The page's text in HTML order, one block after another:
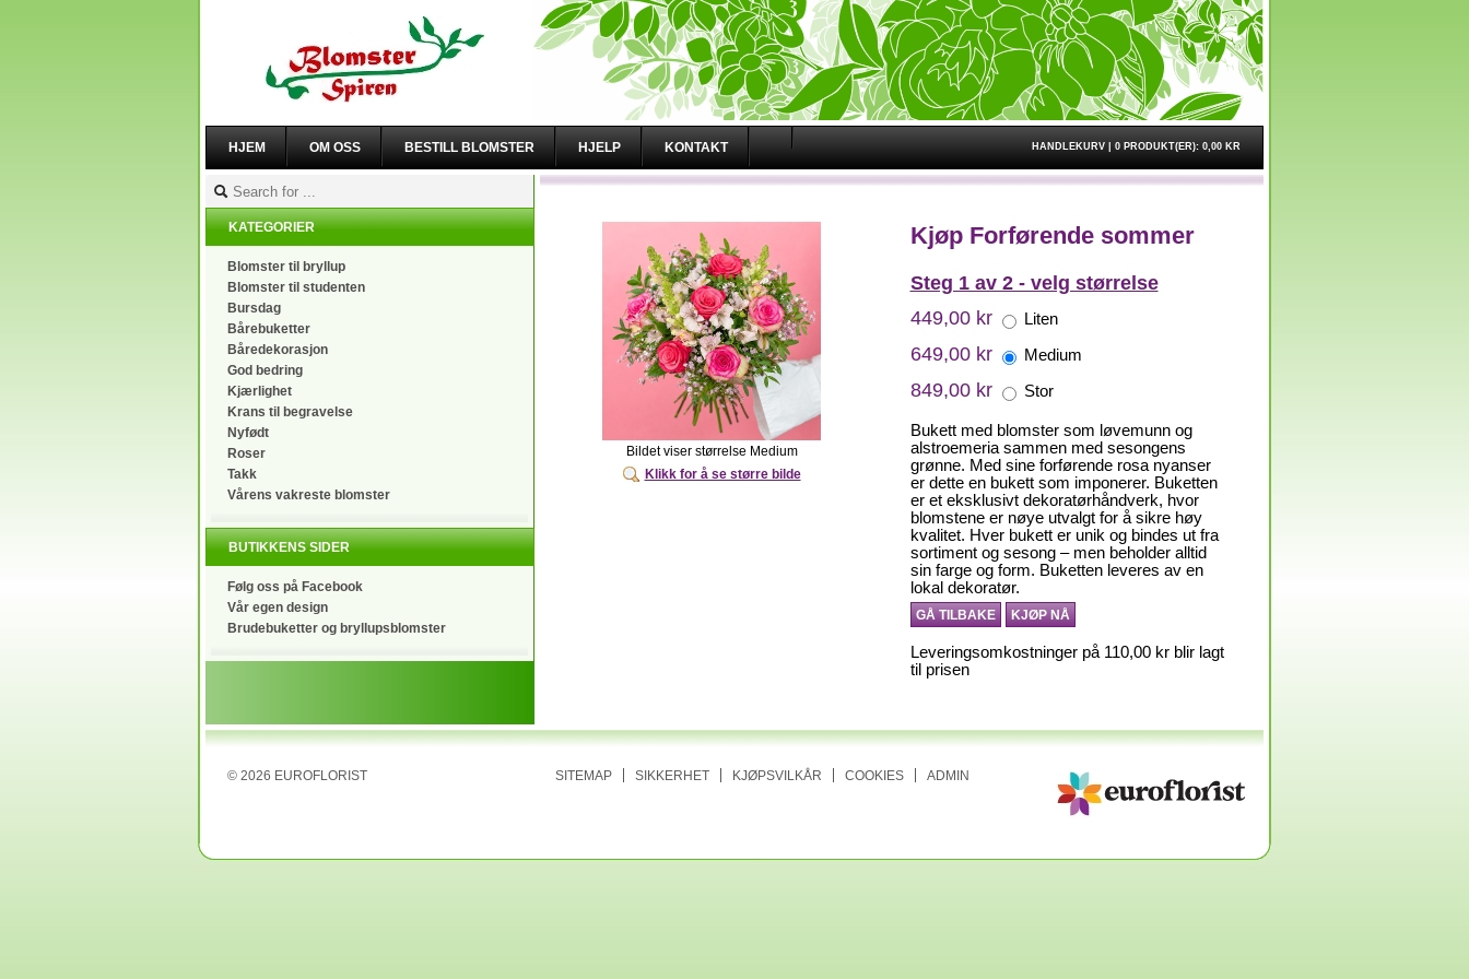
HJEM OM OSS BESTILL BLOMSTER HJELP KONTAKT HANDLEKURV | 0 PRODUKT(ER): 0,00 KR
KATEGORIER
Blomster til bryllup
Blomster til studenten
Bursdag
Bårebuketter
Båredekorasjon
God bedring
Kjærlighet
Krans til begravelse
Nyfødt
Roser
Takk
Vårens vakreste blomster
BUTIKKENS SIDER
Følg oss på Facebook
Vår egen design
Brudebuketter og bryllupsblomster
Bildet viser størrelse Medium
Klikk for å se større bilde
Kjøp Forførende sommer
Steg 1 av 2 - velg størrelse
449,00 kr
Liten
649,00 kr Medium
849,00 kr Stor
Bukett med blomster som løvemunn og
alstroemeria sammen med sesongens
grønne. Med sine forførende rosa nyanser
er dette en bukett som imponerer. Buketten
er et eksklusivt dekoratørhåndverk, hvor
blomstene er nøye utvalgt for å sikre høy
kvalitet. Hver bukett er unik og bindes ut fra
sortiment og sesong – men beholder alltid
sin farge og form. Buketten leveres av en
lokal dekoratør.
GÅ TILBAKE KJØP NÅ
Leveringsomkostninger på 110,00 kr blir lagt
til prisen
© 2026 EUROFLORIST SITEMAP SIKKERHET KJØPSVILKÅR COOKIES ADMIN